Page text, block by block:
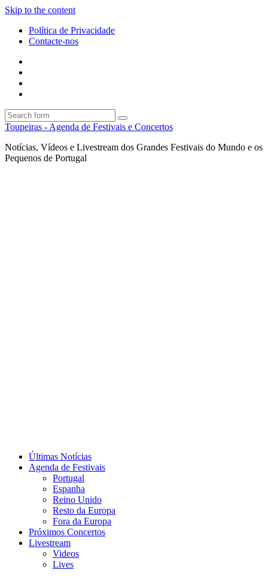
Skip to the content
Política de Privacidade
Contacte-nos
Search
Toupeiras - Agenda de Festivais e Concertos
Notícias, Vídeos e Livestream dos Grandes Festivais do Mundo e os
Pequenos de Portugal
Últimas Notícias
Agenda de Festivais
Portugal
Espanha
Reino Unido
Resto da Europa
Fora da Europa
Próximos Concertos
Livestream
Videos
Lives